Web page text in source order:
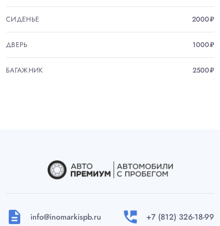
СИДЕНЬЕ 2000₽
ДВЕРЬ 1000₽
БАГАЖНИК 2500₽
description info@inomarkispb.ru perm_phone_msg +7 (812) 326-18-99